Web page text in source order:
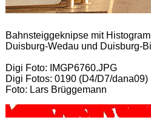
Bahnsteiggeknipse mit
Duisburg-Wedau und Duisburg-
Digi Foto: IMGP6760.JPG
Digi Fotos: 0190 (D4/D7/dana09)
Foto: Lars Brüggemann